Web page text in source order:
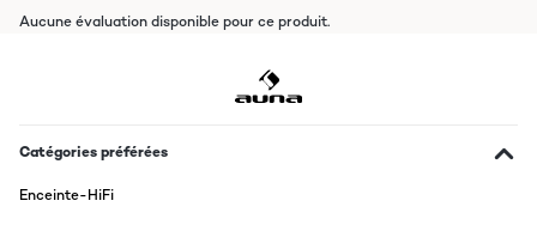
Aucune évaluation disponible pour ce produit.
Catégories préférées
Enceinte-HiFi